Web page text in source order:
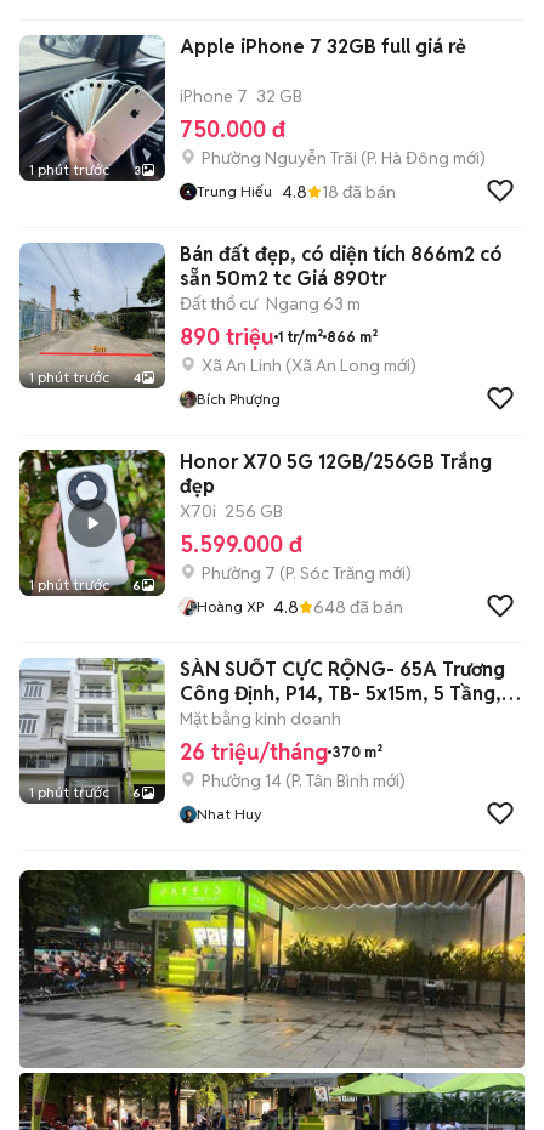
1 phút trước 3
Apple iPhone 7 32GB full giá rẻ
iPhone 7 32 GB
750.000 đ
Phường Nguyễn Trãi (P. Hà Đông mới)
Trung Hiếu 4.8 18 đã bán
1 phút trước 4
Bán đất đẹp, có diện tích 866m2 có
sẵn 50m2 tc Giá 890tr
Đất thổ cư Ngang 63 m
890 triệu 1 tr/m² 866 m²
Xã An Linh (Xã An Long mới)
Bích Phượng
1 phút trước 6
Honor X70 5G 12GB/256GB Trắng
đẹp
X70i 256 GB
5.599.000 đ
Phường 7 (P. Sóc Trăng mới)
Hoàng XP 4.8 648 đã bán
1 phút trước 6
SÀN SUỐT CỰC RỘNG- 65A Trương
Công Định, P14, TB- 5x15m, 5 Tầng,
370m2
Mặt bằng kinh doanh
26 triệu/tháng 370 m²
Phường 14 (P. Tân Bình mới)
Nhat Huy